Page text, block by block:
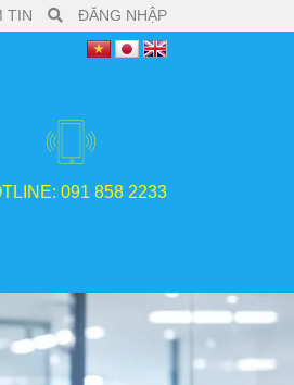
TIN ĐĂNG NHẬP
091 858 2233